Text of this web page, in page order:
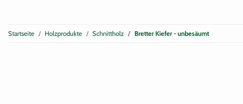
Startseite Holzprodukte Schnittholz Bretter Kiefer - unbesäumt